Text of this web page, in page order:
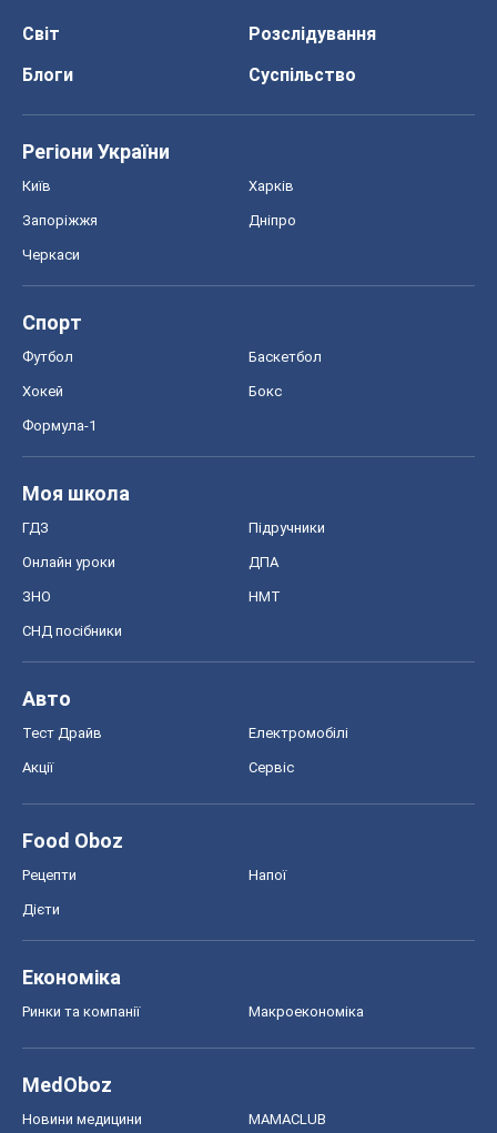
Світ
Розслідування
Блоги
Суспільство
Регіони України
Київ Харків
Запоріжжя Дніпро
Черкаси
Спорт
Футбол Баскетбол
Хокей Бокс
Формула-1
Моя школа
ГДЗ Підручники
Онлайн уроки ДПА
ЗНО НМТ
СНД посібники
Авто
Тест Драйв Електромобілі
Акції Сервіс
Food Oboz
Рецепти Напої
Дієти
Економіка
Ринки та компанії Макроекономіка
MedOboz
Новини медицини MAMACLUB